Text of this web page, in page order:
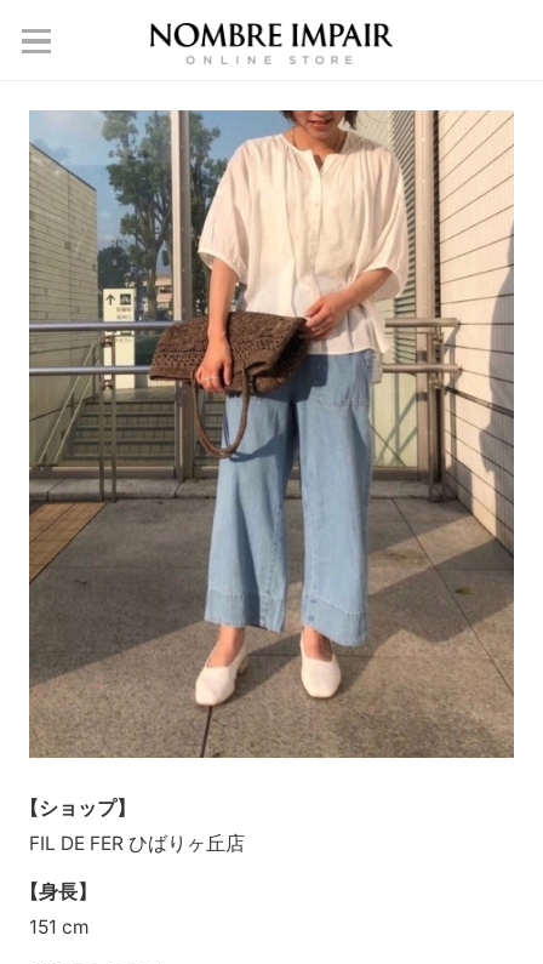
【ショップ】
FIL DE FER ひばりヶ丘店
【身長】
151 cm